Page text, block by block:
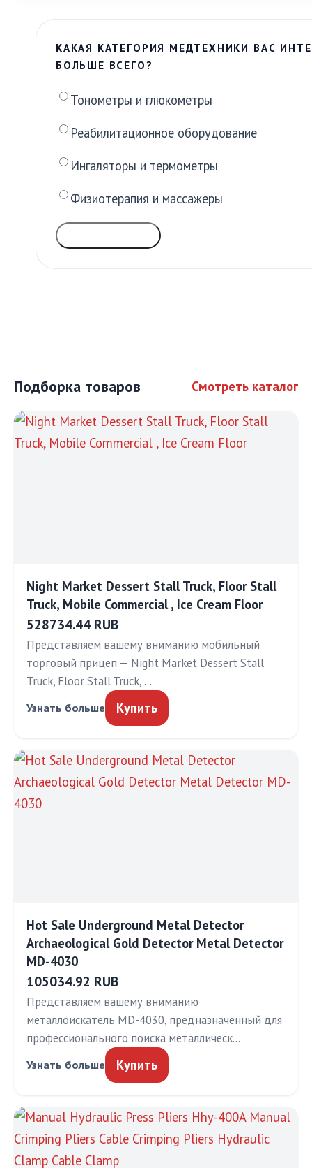
КАКАЯ КАТЕГОРИЯ МЕДТЕХНИКИ ВАС
БОЛЬШЕ ВСЕГО?
Тонометры и глюкометры
Реабилитационное оборудование
Ингаляторы и термометры
Физиотерапия и массажеры
Подборка товаров Смотреть каталог
Night Market Dessert Stall Truck, Floor Stall
Truck, Mobile Commercial , Ice Cream Floor
528734.44 RUB
Представляем вашему вниманию мобильный
торговый прицеп — Night Market Dessert Stall
Truck, Floor Stall Truck, …
Узнать больше Купить
Hot Sale Underground Metal Detector
Archaeological Gold Detector Metal Detector
MD-4030
105034.92 RUB
Представляем вашему вниманию
металлоискатель MD-4030, предназначенный для
профессионального поиска металлическ…
Узнать больше Купить